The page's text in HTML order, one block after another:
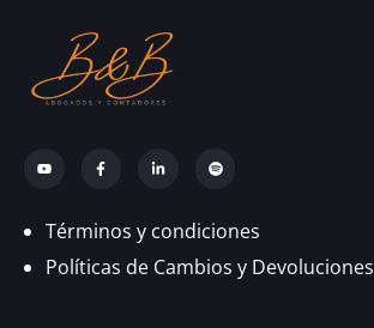
Términos y condiciones
Políticas de Cambios y Devoluciones